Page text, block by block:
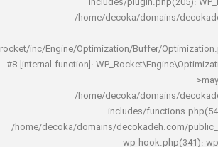
/home/decoka/
rocket/inc/Engine/Optimization/Buffer/
#8 [internal function]:
/home/decoka/
includes/
/home/decoka/domains/
wp-